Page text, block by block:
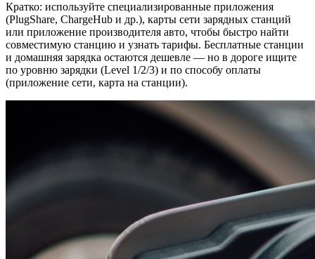
Кратко: используйте специализированные приложения
(PlugShare, ChargeHub и др.), карты сети зарядных станций
или приложение производителя авто, чтобы быстро найти
совместимую станцию и узнать тарифы. Бесплатные станции
и домашняя зарядка остаются дешевле — но в дороге ищите
по уровню зарядки (Level 1/2/3) и по способу оплаты
(приложение сети, карта на станции).